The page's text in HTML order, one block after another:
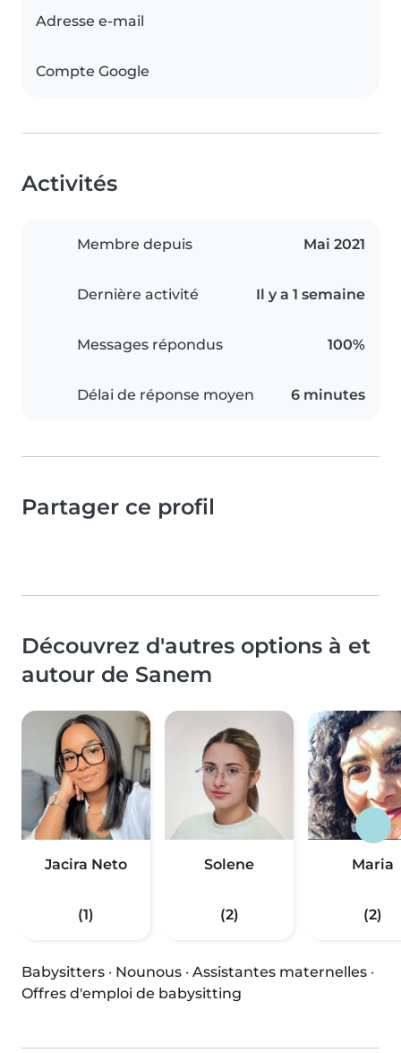
Adresse e-mail
Compte Google
Activités
Membre depuis Mai 2021
Dernière activité Il y a 1 semaine
Messages répondus 100%
Délai de réponse moyen 6 minutes
Partager ce profil
Découvrez d'autres options à et
autour de Sanem
Jacira Neto
(1)
Solene
(2)
Maria
(2)
Babysitters · Nounous · Assistantes maternelles ·
Offres d'emploi de babysitting